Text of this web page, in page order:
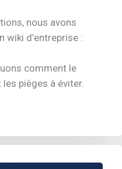
nous avons
wiki d’entreprise :
comment le
pièges à éviter.